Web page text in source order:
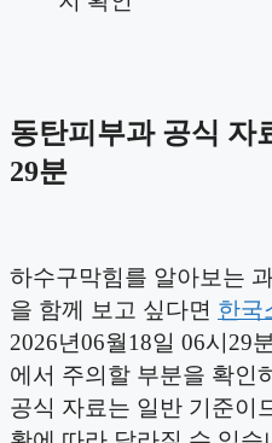
동탄피부과 공식 자
29분
하수구막힘를 알아보는
을 함께 보고 싶다면 한국
2026년06월18일 06시29
에서 주의할 부분을 확인
공식 자료는 일반 기준이